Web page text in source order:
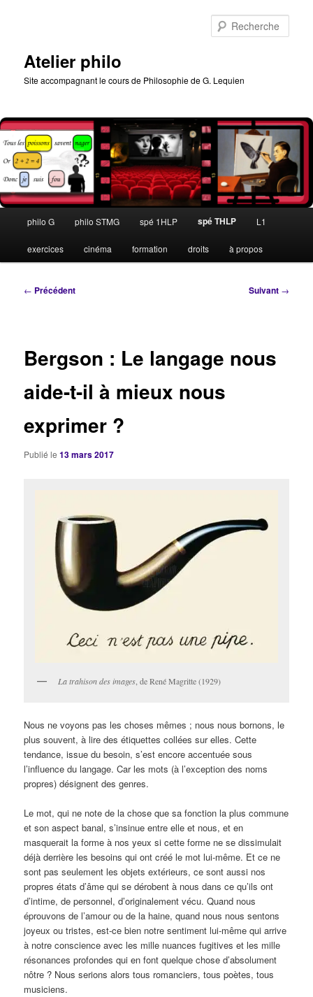
Atelier philo
Site accompagnant le cours de Philosophie de G. Lequien
principal
philo G philo STMG spé 1HLP spé THLP L1
exercices cinéma formation droits à propos
Navigation
← Précédent Suivant →
Bergson : Le langage nous
aide-t-il à mieux nous
exprimer ?
Publié le13 mars 2017
La trahison des images , de René Magritte (1929)
Nous ne voyons pas les choses mêmes ; nous nous bornons, le
plus souvent, à lire des étiquettes collées sur elles. Cette
tendance, issue du besoin, s’est encore accentuée sous
l’influence du langage. Car les mots (à l’exception des noms
propres) désignent des genres.
Le mot, qui ne note de la chose que sa fonction la plus commune
et son aspect banal, s’insinue entre elle et nous, et en
masquerait la forme à nos yeux si cette forme ne se dissimulait
déjà derrière les besoins qui ont créé le mot lui-même. Et ce ne
sont pas seulement les objets extérieurs, ce sont aussi nos
propres états d’âme qui se dérobent à nous dans ce qu’ils ont
d’intime, de personnel, d’originalement vécu. Quand nous
éprouvons de l’amour ou de la haine, quand nous nous sentons
joyeux ou tristes, est-ce bien notre sentiment lui-même qui arrive
à notre conscience avec les mille nuances fugitives et les mille
résonances profondes qui en font quelque chose d’absolument
nôtre ? Nous serions alors tous romanciers, tous poètes, tous
musiciens.